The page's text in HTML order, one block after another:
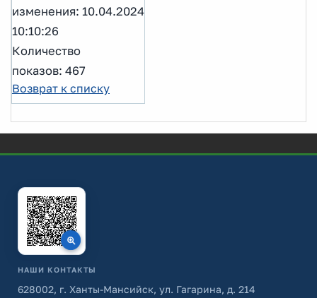
изменения: 10.04.2024
10:10:26
Количество
показов: 467
Возврат к списку
НАШИ КОНТАКТЫ
628002, г. Ханты-Мансийск, ул. Гагарина, д. 214